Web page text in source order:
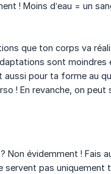
! Moins d’eau = un
que ton corps va
sont moindres
aussi pour ta forme au
! En revanche, on peut
évidemment ! Fais
servent pas uniquement